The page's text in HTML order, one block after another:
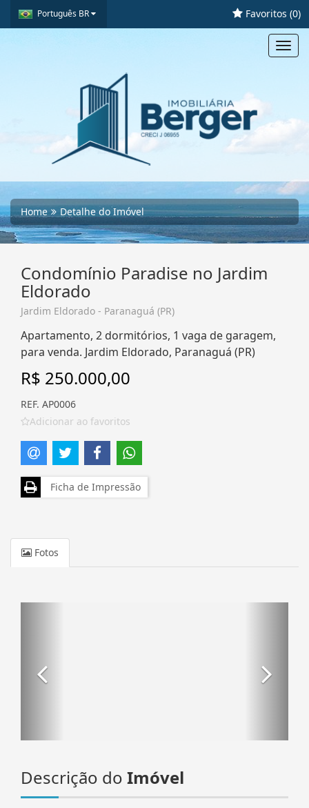
Português BR Favoritos (0)
Home Detalhe do Imóvel
Condomínio Paradise no Jardim
Eldorado
Jardim Eldorado - Paranaguá (PR)
Apartamento, 2 dormitórios, 1 vaga de garagem,
para venda. Jardim Eldorado, Paranaguá (PR)
R$ 250.000,00
REF. AP0006
Adicionar ao favoritos
Ficha de Impressão
Fotos
Descrição do Imóvel